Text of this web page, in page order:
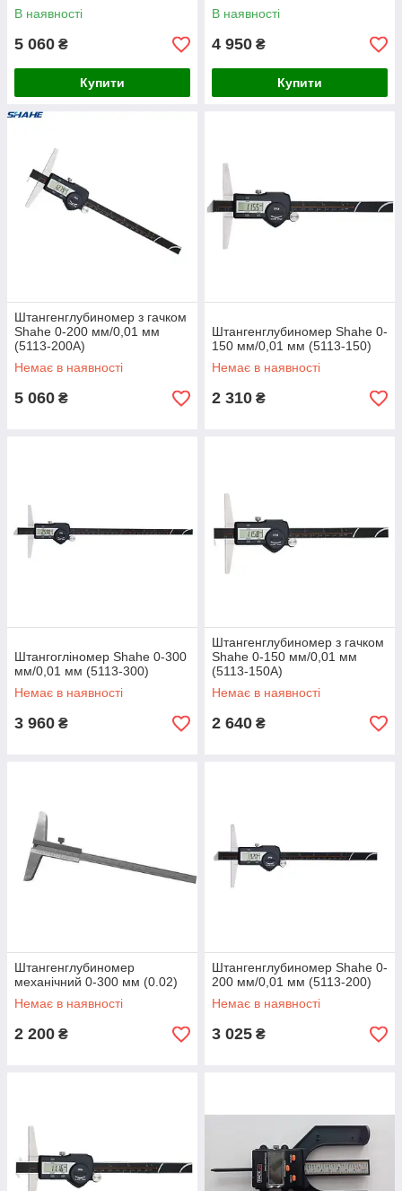
В наявності
5 060 ₴
Купити
В наявності
4 950 ₴
Купити
Штангенглубиномер з гачком
Shahe 0-200 мм/0,01 мм
(5113-200A)
Немає в наявності
5 060 ₴
Штангенглубиномер Shahe 0-
150 мм/0,01 мм (5113-150)
Немає в наявності
2 310 ₴
Штангогліномер Shahe 0-300
мм/0,01 мм (5113-300)
Немає в наявності
3 960 ₴
Штангенглубиномер з гачком
Shahe 0-150 мм/0,01 мм
(5113-150A)
Немає в наявності
2 640 ₴
Штангенглубиномер
механічний 0-300 мм (0.02)
Немає в наявності
2 200 ₴
Штангенглубиномер Shahe 0-
200 мм/0,01 мм (5113-200)
Немає в наявності
3 025 ₴